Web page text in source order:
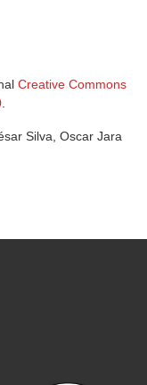
Creative Commons
Silva, Oscar Jara